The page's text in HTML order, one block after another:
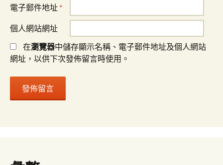
電子郵件地址 *
個人網站網址
在瀏覽器中儲存顯示名稱、電子郵件地址及個人網站
網址，以供下次發佈留言時使用。